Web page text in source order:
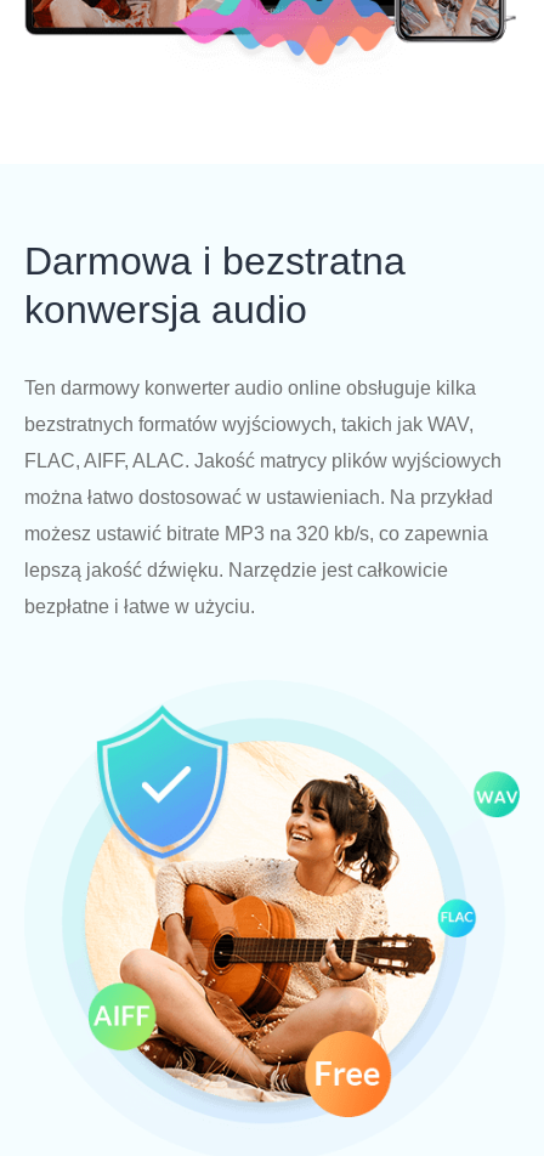
Darmowa i bezstratna
konwersja audio
Ten darmowy konwerter audio online obsługuje kilka
bezstratnych formatów wyjściowych, takich jak WAV,
FLAC, AIFF, ALAC. Jakość matrycy plików wyjściowych
można łatwo dostosować w ustawieniach. Na przykład
możesz ustawić bitrate MP3 na 320 kb/s, co zapewnia
lepszą jakość dźwięku. Narzędzie jest całkowicie
bezpłatne i łatwe w użyciu.